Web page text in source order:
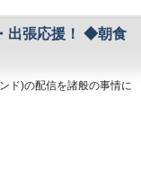
ろめ市場、日曜市…徒歩約
…徒歩約10分
やされると好評です!
サウナも完備♪
9:00
の５つの特徴☆★
客さま対応
まで朝は6時00分から入
型車やバスも駐車可能
出張応援！ ◆朝食
ド)の配信を諸般の事情に
とうございました。